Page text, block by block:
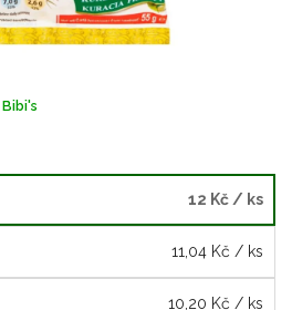
Bibi's
12 Kč / ks
11,04 Kč / ks
10,20 Kč / ks